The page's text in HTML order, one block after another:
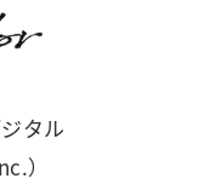
タル
）